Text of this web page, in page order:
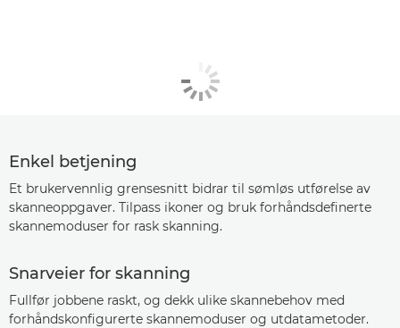
Enkel betjening
Et brukervennlig grensesnitt bidrar til sømløs utførelse av
skanneoppgaver. Tilpass ikoner og bruk forhåndsdefinerte
skannemoduser for rask skanning.
Snarveier for skanning
Fullfør jobbene raskt, og dekk ulike skannebehov med
forhåndskonfigurerte skannemoduser og utdatametoder.